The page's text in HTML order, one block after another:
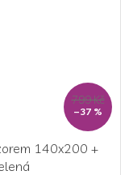
799 Kč
–37 %
140x200 +